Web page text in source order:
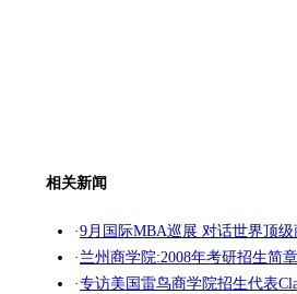
相关新闻
·9月国际MBA巡展 对话世界顶
·兰州商学院:2008年考研招生简章
·专访美国雷鸟商学院招生代表